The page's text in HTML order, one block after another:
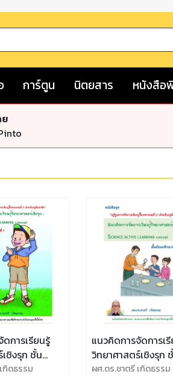
การ์ตูน นิตยสาร หนังสือ
การเรียนรู้
ชิงรุก ชั้น
ที่ 1
กิดธรรม
แนวคิดการจัดการเ
วิทยาศาสตร์เชิงรุก
มัธยมศึกษาปีที่ 1
ผศ.ดร.ชาตรี เกิดธรรม